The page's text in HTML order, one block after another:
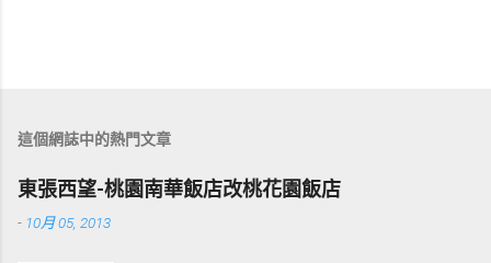
這個網誌中的熱門文章
東張西望-桃園南華飯店改桃花園飯店
- 10月 05, 2013